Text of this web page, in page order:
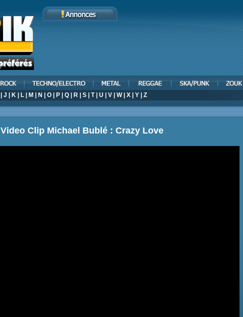
J K L M N O P Q R S T| U V W| X Y Z
Video Clip Michael Bublé : Crazy Love